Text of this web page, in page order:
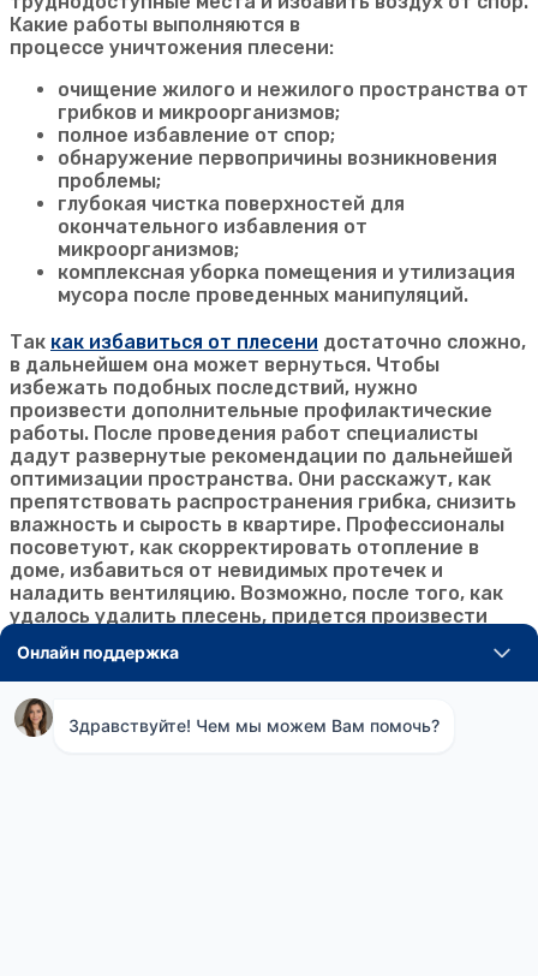
Какие работы выполняются в
процессе уничтожения плесени:
очищение жилого и нежилого пространства от
грибков и микроорганизмов;
полное избавление от спор;
обнаружение первопричины возникновения
проблемы;
глубокая чистка поверхностей для
окончательного избавления от
микроорганизмов;
комплексная уборка помещения и утилизация
мусора после проведенных манипуляций.
Так как избавиться от плесени достаточно сложно,
в дальнейшем она может вернуться. Чтобы
избежать подобных последствий, нужно
произвести дополнительные профилактические
работы. После проведения работ специалисты
дадут развернутые рекомендации по дальнейшей
оптимизации пространства. Они расскажут, как
препятствовать распространения грибка, снизить
влажность и сырость в квартире. Профессионалы
посоветуют, как скорректировать отопление в
доме, избавиться от невидимых протечек и
наладить вентиляцию. Возможно, после того, как
удалось удалить плесень, придется произвести
Команда профессионалов